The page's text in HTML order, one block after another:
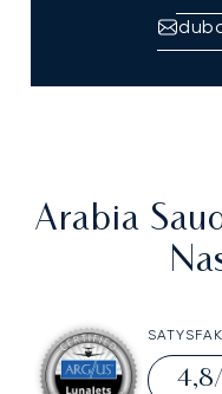
Arabia
4,8